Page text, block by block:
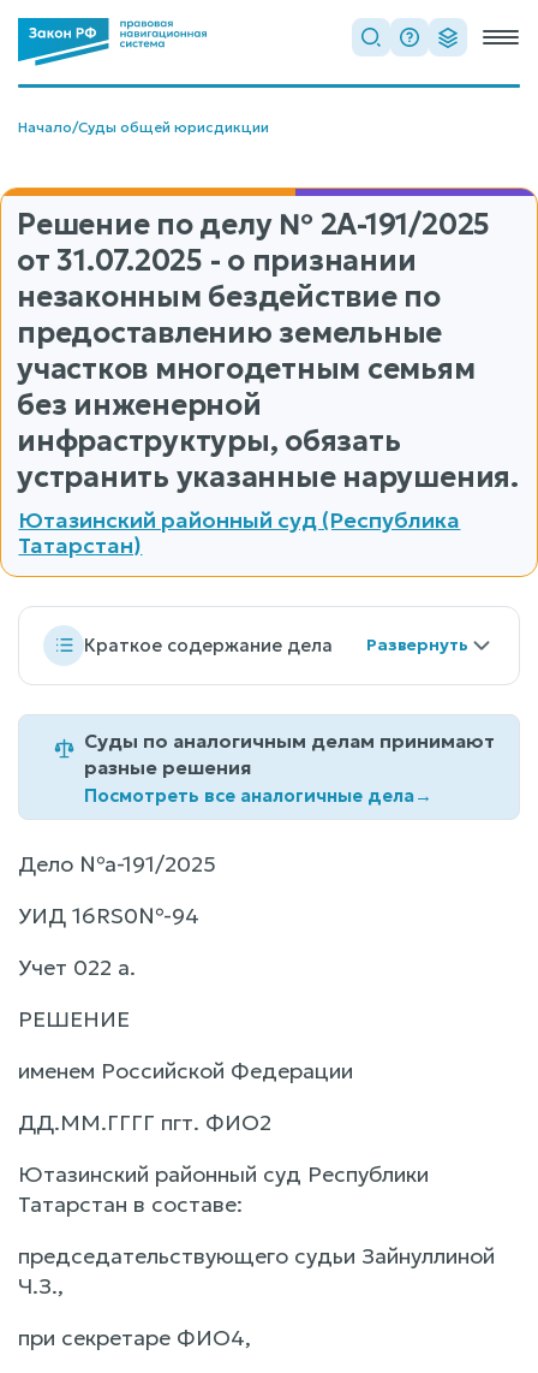
Начало/Суды общей юрисдикции
Решение по делу № 2А-191/2025
от 31.07.2025 - о признании
незаконным бездействие по
предоставлению земельные
участков многодетным семьям
без инженерной
инфраструктуры, обязать
устранить указанные нарушения.
Ютазинский районный суд (Республика
Татарстан)
Краткое содержание дела
Суды по аналогичным делам принимают
разные решения
Посмотреть все аналогичные дела→
Дело №а-191/2025
УИД 16RS0№-94
Учет 022 а.
РЕШЕНИЕ
именем Российской Федерации
ДД.ММ.ГГГГ пгт. ФИО2
Ютазинский районный суд Республики
Татарстан в составе:
председательствующего судьи Зайнуллиной
Ч.З.,
при секретаре ФИО4,